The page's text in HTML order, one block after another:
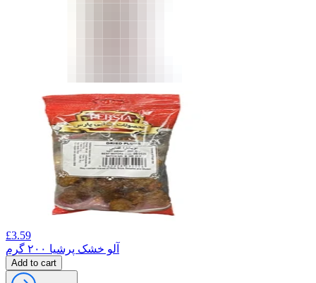
£3.59
آلو خشک پرشیا ۲۰۰ گرم
Add to cart